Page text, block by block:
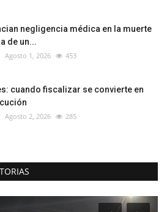
negligencia médica en la muerte
de un...
Agosto 1, 2026 453
cuando fiscalizar se convierte en
Agosto 2, 2026 285